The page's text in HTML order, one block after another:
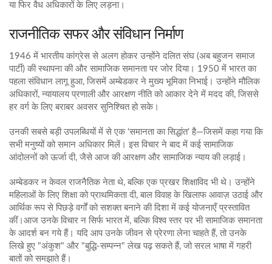
या फिर वैध अधिकारों के लिए लड़ना।
राजनीतिक सफर और संविधान निर्माण
1946 में भारतीय कांग्रेस से अलग होकर उन्होंने दलित संघ (अब बहुजन समाज
पार्टी) की स्थापना की और सामाजिक समानता पर जोर दिया। 1950 में भारत का
पहला संविधान लागू हुआ, जिसमें अम्बेडकर ने मुख्य भूमिका निभाई। उन्होंने मौलिक
अधिकारों, न्यायालय प्रणाली और आरक्षण नीति को आकार देने में मदद की, जिससे
हर वर्ग के लिए बराबर अवसर सुनिश्चित हो सके।
उनकी सबसे बड़ी उपलब्धियों में से एक ‘समानता का सिद्धांत’ है—जिसमें कहा गया कि
सभी मनुष्यों को समान अधिकार मिलें। इस विचार ने बाद में कई सामाजिक
आंदोलनों को ऊर्जा दी, जैसे आज की आरक्षण और सामाजिक न्याय की लड़ाई।
अम्बेडकर न केवल राजनैतिक नेता थे, बल्कि एक प्रखर शिक्षाविद भी थे। उन्होंने
महिलाओं के लिए शिक्षा को प्राथमिकता दी, बाल विवाह के खिलाफ आवाज़ उठाई और
आर्थिक रूप से पिछड़े वर्गों को सशक्त बनाने की दिशा में कई योजनाएँ प्रस्तावित
कीं।आज उनके विचार न सिर्फ भारत में, बल्कि विश्व स्तर पर भी सामाजिक समानता
के आदर्श बन गये हैं। यदि आप उनके जीवन से प्रेरणा लेना चाहते हैं, तो उनके
लिखे हुए "अंकुश" और "बुद्धि-सम्पन्न" लेख पढ़ सकते हैं, जो सरल भाषा में गहरी
बातों को समझाते हैं।